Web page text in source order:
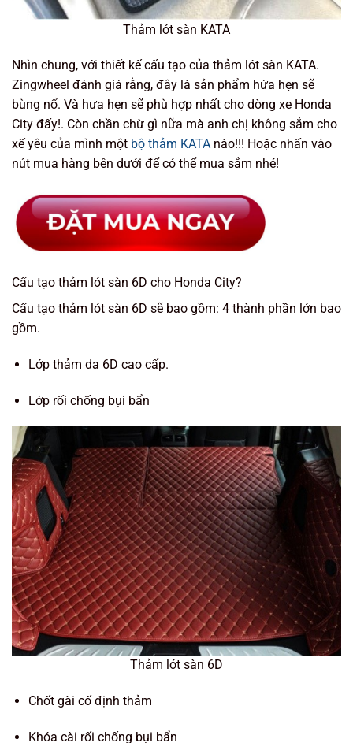
Thảm lót sàn KATA
Nhìn chung, với thiết kế cấu tạo của thảm lót sàn KATA.
Zingwheel đánh giá rằng, đây là sản phẩm hứa hẹn sẽ
bùng nổ. Và hưa hẹn sẽ phù hợp nhất cho dòng xe Honda
City đấy!. Còn chần chừ gì nữa mà anh chị không sắm cho
xế yêu của mình một bộ thảm KATA nào!!! Hoặc nhấn vào
nút mua hàng bên dưới để có thể mua sắm nhé!
Cấu tạo thảm lót sàn 6D cho Honda City?
Cấu tạo thảm lót sàn 6D sẽ bao gồm: 4 thành phần lớn bao
gồm.
Lớp thảm da 6D cao cấp.
Lớp rối chống bụi bẩn
Thảm lót sàn 6D
Chốt gài cố định thảm
Khóa cài rối chống bụi bẩn